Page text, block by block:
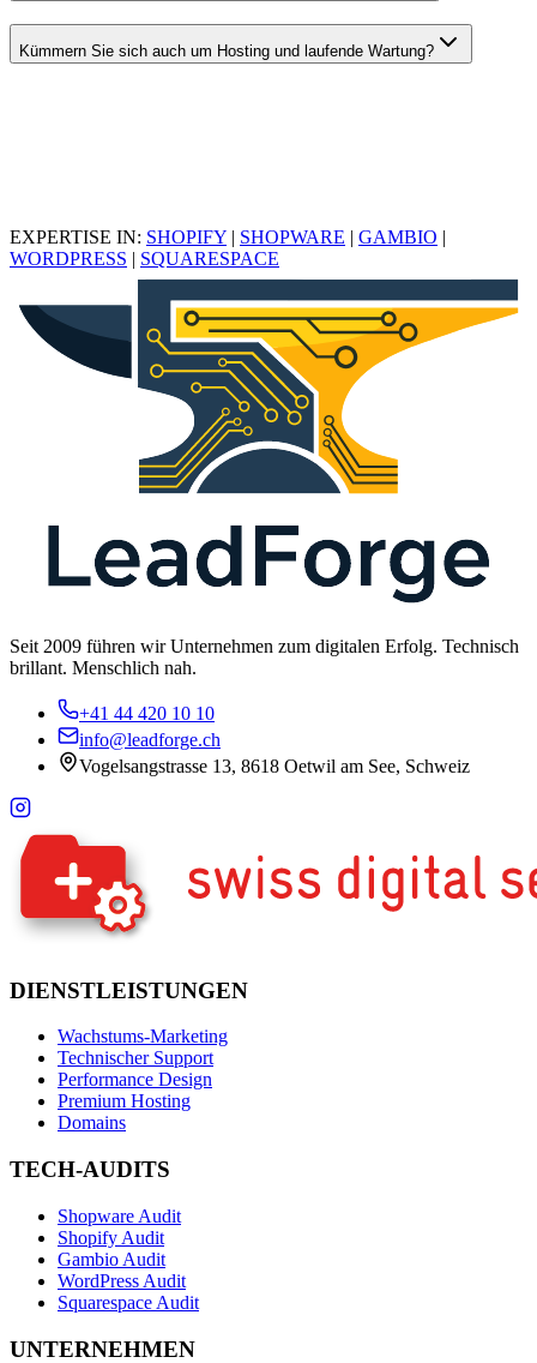
Kümmern Sie sich auch um Hosting und laufende Wartung?
EXPERTISE IN: SHOPIFY | SHOPWARE | GAMBIO |
WORDPRESS | SQUARESPACE
Seit 2009 führen wir Unternehmen zum digitalen Erfolg. Technisch
brillant. Menschlich nah.
+41 44 420 10 10
info@leadforge.ch
Vogelsangstrasse 13, 8618 Oetwil am See, Schweiz
DIENSTLEISTUNGEN
Wachstums-Marketing
Technischer Support
Performance Design
Premium Hosting
Domains
TECH-AUDITS
Shopware Audit
Shopify Audit
Gambio Audit
WordPress Audit
Squarespace Audit
UNTERNEHMEN